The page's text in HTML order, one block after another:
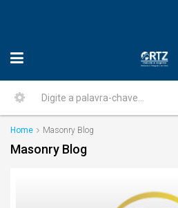
Home Masonry Blog
Masonry Blog